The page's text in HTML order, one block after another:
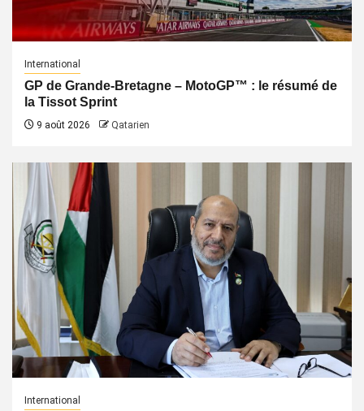
International
GP de Grande-Bretagne – MotoGP™ : le résumé de
la Tissot Sprint
9 août 2026 Qatarien
International